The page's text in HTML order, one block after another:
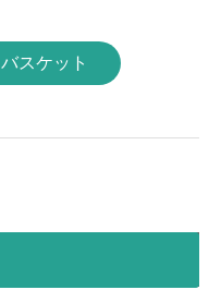
バスケット